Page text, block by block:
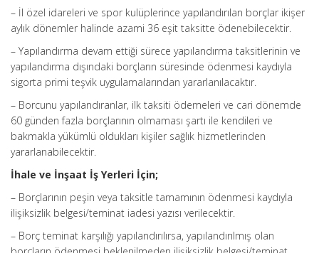
– İl özel idareleri ve spor kulüplerince yapılandırılan borçlar ikişer
aylık dönemler halinde azami 36 eşit taksitte ödenebilecektir.
– Yapılandırma devam ettiği sürece yapılandırma taksitlerinin ve
yapılandırma dışındaki borçların süresinde ödenmesi kaydıyla
sigorta primi teşvik uygulamalarından yararlanılacaktır.
– Borcunu yapılandıranlar, ilk taksiti ödemeleri ve cari dönemde
60 günden fazla borçlarının olmaması şartı ile kendileri ve
bakmakla yükümlü oldukları kişiler sağlık hizmetlerinden
yararlanabilecektir.
İhale ve İnşaat İş Yerleri İçin;
– Borçlarının peşin veya taksitle tamamının ödenmesi kaydıyla
ilişiksizlik belgesi/teminat iadesi yazısı verilecektir.
– Borç teminat karşılığı yapılandırılırsa, yapılandırılmış olan